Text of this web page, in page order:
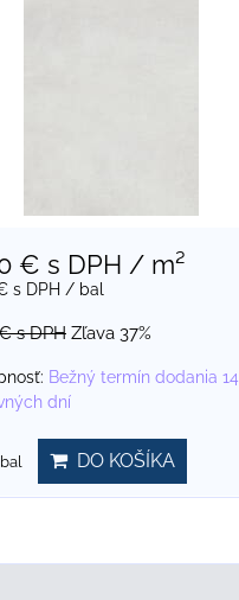
€ s DPH / m²
€s DPH / bal
€s DPH Zľava 37%
Bežný termín dodania 14
dní
bal DO KOŠÍKA